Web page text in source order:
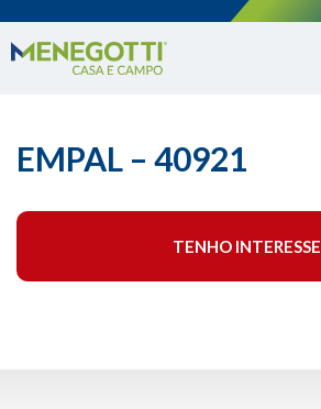
EMPAL – 40921
TENHO INTERESSE